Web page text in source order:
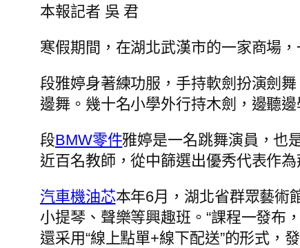
本報記者 吳 君
寒假期間，在湖北武漢市的一家商場
段雅婷身著練功服，手持軟劍扮演劍
邊舞。幾十名小學外行持木劍，邊聽邊
段BMW零件雅婷是一名跳舞演員，也
近百名教師，從中篩選出優秀代表作
汽車機油芯本年6月，湖北省群眾藝術
小提琴、聲樂等興趣班。“課程一發布
還采用“線上點單+線下配送”的形式，